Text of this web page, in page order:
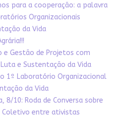
para a cooperação: a palavra
Organizacionais
da Vida
e Gestão de Projetos com
e Sustentação da Vida
1º Laboratório Organizacional
da Vida
8/10: Roda de Conversa sobre
Coletivo entre ativistas